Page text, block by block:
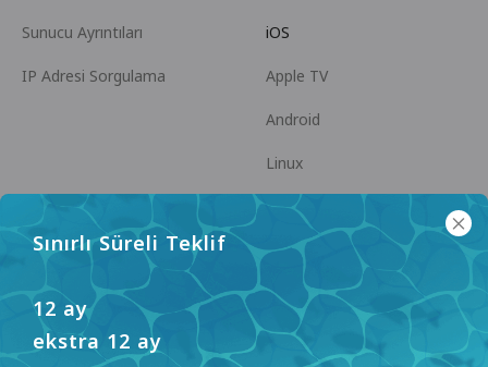
Sınırlı Süreli Teklif
12 ay
ekstra 12 ay
Sunucu Ayrıntıları
IP Adresi Sorgulama
iOS
Apple TV
Android
Linux
Android TV
Yardım Merkezi
panda7x24@gmail.com
SSS
İşbirliği
Ortak Olun